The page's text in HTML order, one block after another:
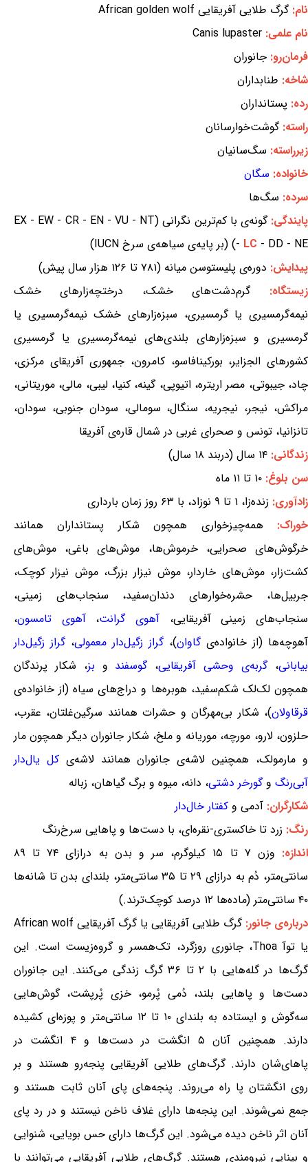
نام:گرگ طلایی آفریقایی African golden wolf
نام علمی: Canis lupaster
فرمان‌رو: جانوران
شاخه: طنابداران
رده: پستانداران
راسته:گوشت‌خوارسانان
زیرراسته: سگ‌سانیان
خانواده: سگان
سرده: سگ‌ها
پایندگی:
گونه‌ی با کم‌ترین نگرانی (EX - EW - CR - EN - VU - NT
- LC - DD - NE) (بر پایه‌ی سیاهه‌ی سرخ IUCN)
پیدایش: دوره‌ی پلیستوسن میانه (۷۸۱ تا ۱۲۶ هزار سال پیش)
زیستگاه:گرم‌دشت‌های خشک، درختچه‌زارهای خشک
نیمه‌گرمسیری یا گرمسیری، سبزه‌زارهای خشک نیمه‌گرمسیری یا
گرمسیری و سبزه‌زارهای بلندی‌های نیمه‌گرمسیری یا گرمسیری
کشورهای الجزایر، بورکینافاسو، کامرون، جمهوری آفریقای مرکزی،
چاد، جیبوتی، مصر اریتره، اتیوپی، گینه، کنیا، لیبی، مالی، موریتانی،
مراکش، نیجر، نیجریه، سنگال، سومالی، سودان جنوبی، سودان،
تانزانیا، تونس و صحرای غربی در شمال قاره‌ی آفریقا
زندگانی: ۱۴ سال (دربند ۱۸ سال)
سن بلوغ: ۱۰ تا ۱۱ ماه
زادآوری: زنده‌زا، ۱ تا ۹ نوزاد، با ۶۳ روز زمان بارداری
خوراک: همه‌چیزخواری همچون شکار پستانداران همانند
خرگوش‌های صحرایی، خرموش‌ها، موش‌های باغی، موش‌های
کشت‌زار، موش‌های خاردار، موش نیزار بزرگ، موش نیزار کوچک،
جربیل‌ها، حشره‌خوارهای دندان‌سفید، سنجاب‌های زمینی،
سنجاب‌های زمینی آفریقایی، آهوی گرانت،آهوی تامسون،
آهوچه‌ها (از خانواده‌یگاوان)،گراز زگیل‌دار معمولی،گراز زگیل‌دار
بیابانی،گربه‌ی وحشی آفریقایی،گوسفند و بز، شکار پرندگان
همچون لک‌لک شکم‌سفید، هوبره‌ها و دراج‌های سیاه (از خانواده‌ی
قرقاولان)، شکار بی‌مهرگان و حشرات همانند سرگین‌غلتان، عقرب،
حلزون، لارو، مورچه، موریانه و ملخ، شکار جانوران دیگر همچون مار
و مارمولک، همچنین لاشه‌ی جانوران همانند لاشه‌یکل یال‌دار
آبی‌رنگ وگورخر دشتی، دانه، میوه و برگ گیاهان، زباله
شکارگران: آدمی و کفتار خال‌دار
رنگ: زرد تا خاکستری-نقره‌ای، با دست‌ها و پاهایی سرخ‌رنگ
اندازه:
وزن ۷ تا ۱۵ کیلوگرم، سر و بدن به درازای ۷۴ تا ۸۹
سانتی‌متر، دُم به درازای ۲۹ تا ۳۵ سانتی‌متر، بلندای بدن تا شانه‌ها
۴۰ سانتی‌متر (ماده‌ها ۱۲ درصد کوچک‌ترند.)
درباره‌ی جانور:
گرگ طلایی آفریقایی یا گرگ آفریقایی African wolf
یا توآ Thoa، جانوری روزگرد، تک‌همسر و گروه‌زیست است. این
گرگ‌ها در گله‌هایی با ۲ تا ۳۶ گرگ زندگی می‌کنند. این جانوران
دست‌ها و پاهایی بلند، دُمی پُرمو، خزی پُرپشت، گوش‌هایی
سه‌گوش و ایستاده به بلندای ۱۰ تا ۱۲ سانتی‌متر و پوزه‌ای کشیده
دارند. همچنین آنان ۵ انگشت در دست‌ها و ۴ انگشت در
پاهای‌شان دارند. گرگ‌های طلایی آفریقایی پنجه‌رو هستند و بر
روی انگشتان پا راه می‌روند. پنجه‌های پای آنان ثابت هستند و
جمع نمی‌شوند. این پنجه‌ها دارای غلاف ناخن نیستند و در رد پای
آنان اثر ناخن دیده می‌شود. این گرگ‌ها دارای حس بویایی، شنوایی
و بینایی نیرومندی هستند. گرگ‌های طلایی آفریقایی می‌توانند با